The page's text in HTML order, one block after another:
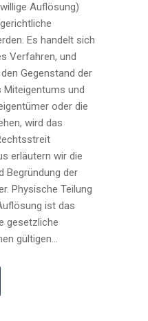
Auflösung)
Es handelt sich
Verfahren, und
Gegenstand der
Miteigentums und
oder die
wird das
erläutern wir die
Begründung der
Physische Teilung
ist das
gesetzliche
gültigen...